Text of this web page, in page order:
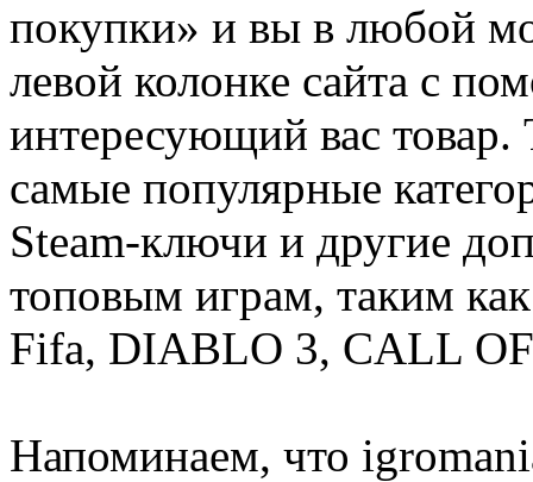
покупки» и вы в любой
левой колонке сайта с
интересующий вас
самые популярные
Steam-ключи и другие
топовым играм, таким
Fifa, DIABLO 3, CALL
Напоминаем, что